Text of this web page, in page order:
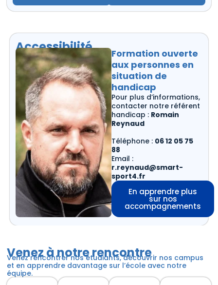
Accessibilité
Formation ouverte
aux personnes en
situation de
handicap
Pour plus d’informations,
contacter notre référent
handicap : Romain
Reynaud
Téléphone : 06 12 05 75
88
Email :
r.reynaud@smart-
sport4.fr
En apprendre plus
sur nos
accompagnements
Venez à notre rencontre
Venez rencontrer nos étudiants, découvrir nos campus
et en apprendre davantage sur l’école avec notre
équipe.